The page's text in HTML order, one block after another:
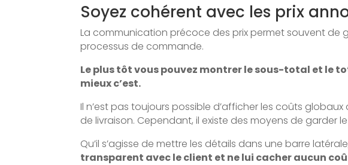
Soyez cohérent avec les prix
La communication précoce des prix permet souvent de
processus de commande.
Le plus tôt vous pouvez montrer le sous-total et le
mieux c’est.
Il n’est pas toujours possible d’afficher les coûts
de livraison. Cependant, il existe des moyens de garder
Qu’il s’agisse de mettre les détails dans une barre
transparent avec le client et ne lui cacher aucun